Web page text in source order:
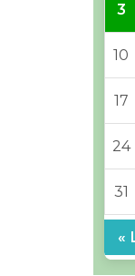
3
10
17
24
31
«